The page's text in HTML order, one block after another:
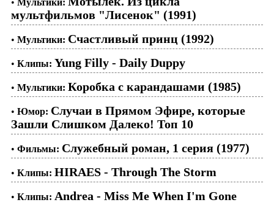
• Мультики:
мультфильмов "Лисенок" (1991)
• Мультики: Счастливый принц (1992)
• Клипы: Yung Filly - Daily Duppy
• Мультики: Коробка с карандашами (1985)
• Юмор: Случаи в Прямом Эфире, которые
Зашли Слишком Далеко! Топ 10
• Фильмы: Служебный роман, 1 серия (1977)
• Клипы: HIRAES - Through The Storm
• Клипы: Andrea - Miss Me When I'm Gone